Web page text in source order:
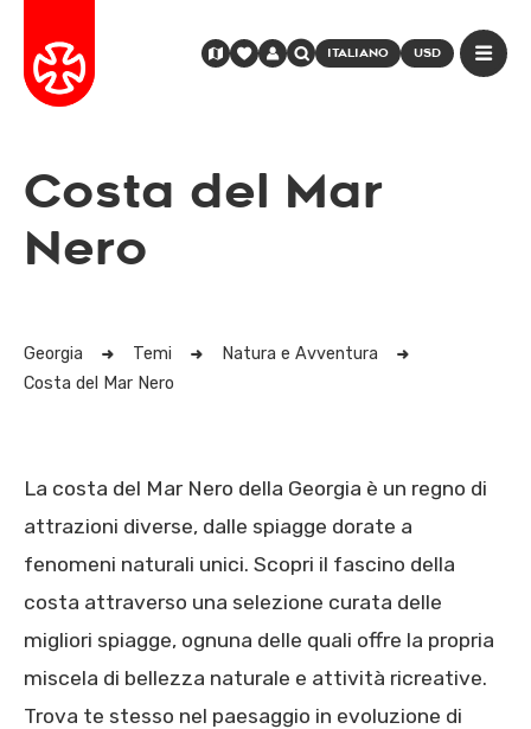
ITALIANO USD
Costa del Mar
Nero
Georgia Temi
Natura e Avventura
Costa del Mar Nero
La costa del Mar Nero della Georgia è un regno di
attrazioni diverse, dalle spiagge dorate a
fenomeni naturali unici. Scopri il fascino della
costa attraverso una selezione curata delle
migliori spiagge, ognuna delle quali offre la propria
miscela di bellezza naturale e attività ricreative.
Trova te stesso nel paesaggio in evoluzione di